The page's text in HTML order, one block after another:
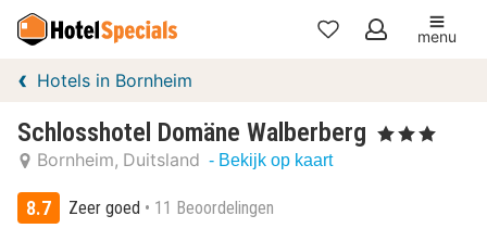
Mijn
menu
Hotels in Bornheim
Schlosshotel Domäne Walberberg , 3 Sterren
Bornheim Duitsland - Bekijk op kaart
8.7 Zeer goed 11 Beoordelingen